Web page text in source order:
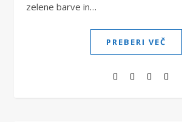
zelene barve in…
PREBERI VEČ